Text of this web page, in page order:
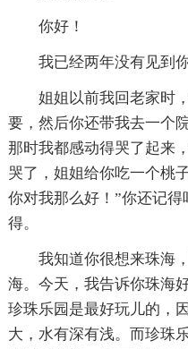
你好！
我已经两年没有见到你
姐姐以前我回老家时
要，然后你还带我去一个
那时我都感动得哭了起来
哭了，姐姐给你吃一个桃
你对我那么好！”你还记
得。
我知道你很想来珠海
海。今天，我告诉你珠海
珍珠乐园是最好玩儿的，
大，水有深有浅。而珍珠